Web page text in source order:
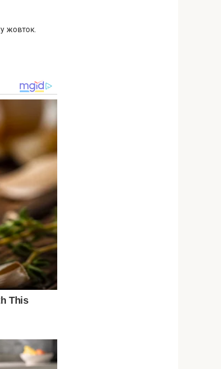
жовток.